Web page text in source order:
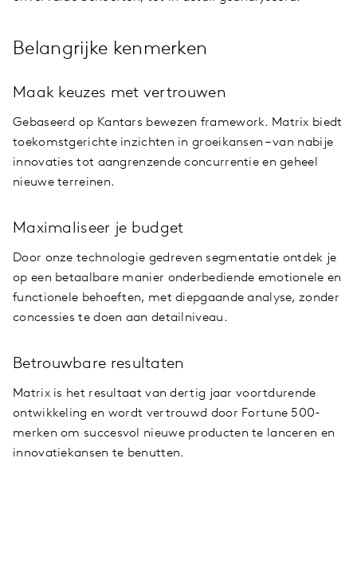
Belangrijke kenmerken
Maak keuzes met vertrouwen
Gebaseerd op Kantars bewezen framework. Matrix biedt
toekomstgerichte inzichten in groeikansen – van nabije
innovaties tot aangrenzende concurrentie en geheel
nieuwe terreinen.
Maximaliseer je budget
Door onze technologie gedreven segmentatie ontdek je
op een betaalbare manier onderbediende emotionele en
functionele behoeften, met diepgaande analyse, zonder
concessies te doen aan detailniveau.
Betrouwbare resultaten
Matrix is het resultaat van dertig jaar voortdurende
ontwikkeling en wordt vertrouwd door Fortune 500-
merken om succesvol nieuwe producten te lanceren en
innovatiekansen te benutten.